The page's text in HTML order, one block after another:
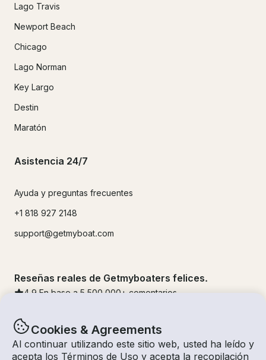
Cookies & Agreements
Al continuar utilizando este sitio web, usted ha leído y
acepta los Términos de Uso y acepta la recopilación
Lago Travis
Newport Beach
Chicago
Lago Norman
Key Largo
Destin
Maratón
Asistencia 24/7
Ayuda y preguntas frecuentes
+1 818 927 2148
support@getmyboat.com
Reseñas reales de Getmyboaters felices.
4.9 En base a 5 500,000 + comentarios